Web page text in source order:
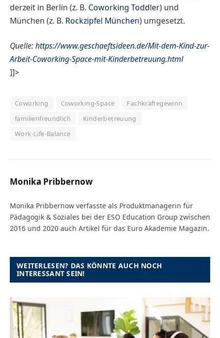
derzeit in Berlin (z. B. Coworking Toddler) und
München (z. B. Rockzipfel München) umgesetzt.
Quelle:https://www.geschaeftsideen.de/Mit-dem-Kind-zur-
Arbeit-Coworking-Space-mit-Kinderbetreuung.html
]]>
Coworking Coworking-Space
Fachkräftegewinn
familienfreundlich
Kinderbetreuung
Work-Life-Balance
Monika Pribbernow
Monika Pribbernow verfasste als Produktmanagerin für
Pädagogik & Soziales bei der ESO Education Group zwischen
2016 und 2020 auch Artikel für das Euro Akademie Magazin.
WEITERLESEN? DAS KÖNNTE AUCH NOCH
INTERESSANT SEIN!